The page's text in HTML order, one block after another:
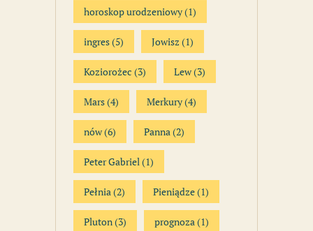
horoskop urodzeniowy(1)
ingres(5) Jowisz (1)
Koziorożec (3) Lew(3)
Mars(4) Merkury(4)
nów(6) Panna(2)
Peter Gabriel(1)
Pełnia(2) Pieniądze(1)
Pluton(3) prognoza(1)